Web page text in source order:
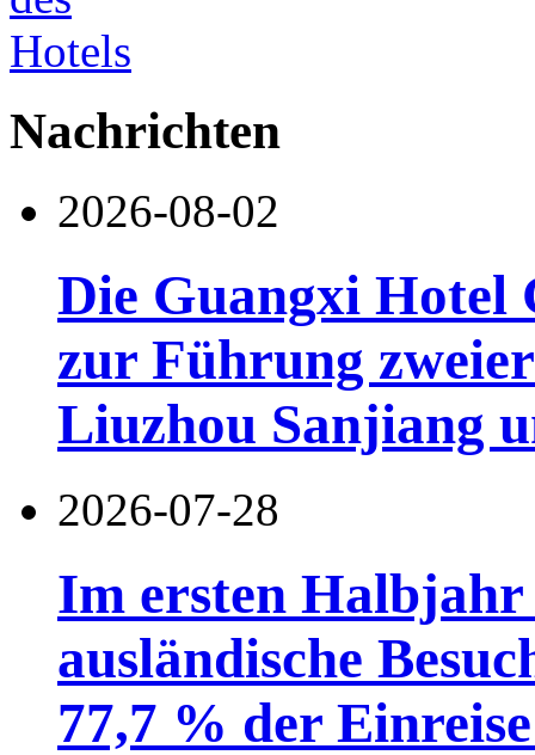
Nachrichten
2026-08-02
Die Guangxi Hotel
zur Führung
Liuzhou Sanjiang
2026-07-28
Im ersten
ausländische
77,7 % der